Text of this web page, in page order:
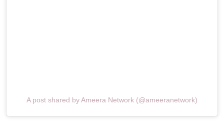
A post shared by Ameera Network (@ameeranetwork)